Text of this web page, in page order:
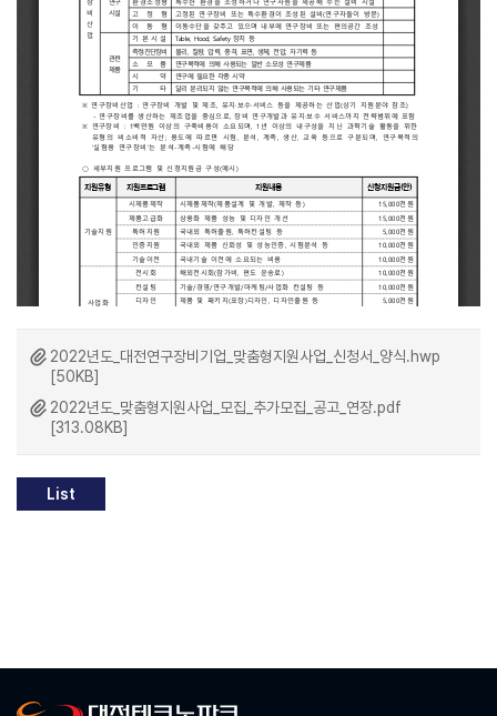
2022년도_대전연구장비기업_맞춤형지원사업_신청서_양식.hwp
[50KB]
2022년도_맞춤형지원사업_모집_추가모집_공고_연장.pdf
[313.08KB]
List